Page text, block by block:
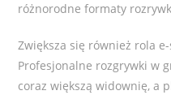
różnorodne formaty
Zwiększa się również rola
Profesjonalne rozgrywki w
coraz większą widownię, a